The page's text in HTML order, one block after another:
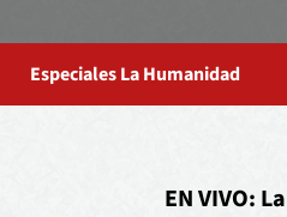
Especiales La Humanidad
EN VIVO: